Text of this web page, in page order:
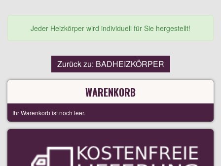
Jeder Heizkörper wird individuell für Sie hergestellt!
Zurück zu: BADHEIZKÖRPER
WARENKORB
Ihr Warenkorb ist noch leer.